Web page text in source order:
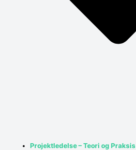
Projektledelse – Teori og Praksis